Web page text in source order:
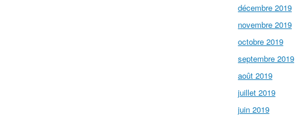
décembre 2019
novembre 2019
octobre 2019
septembre 2019
août 2019
juillet 2019
juin 2019